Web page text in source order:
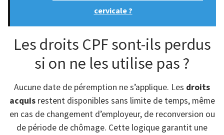
cervicale ?
Les droits CPF sont-ils perdus
si on ne les utilise pas ?
Aucune date de péremption ne s’applique. Les droits
acquisrestent disponibles sans limite de temps, même
en cas de changement d’employeur, de reconversion ou
de période de chômage. Cette logique garantit une